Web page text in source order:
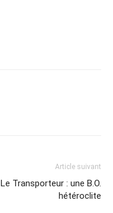
Article suivant
Le Transporteur : une B.O.
hétéroclite